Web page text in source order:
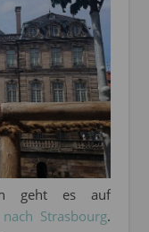
geht es auf
nach Strasbourg.